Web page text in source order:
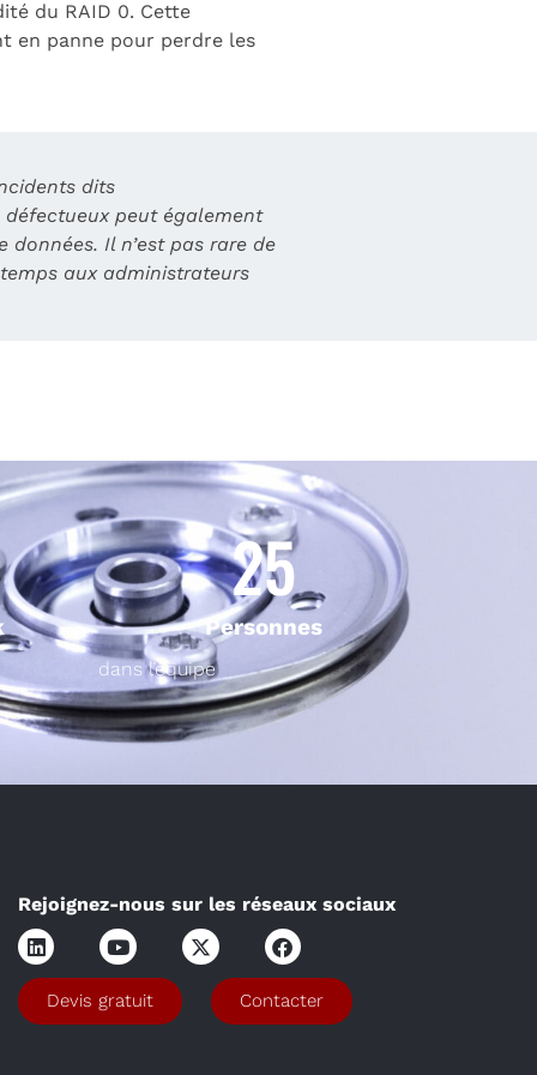
du RAID 0. Cette
en panne pour perdre les
dits
peut également
Il n’est pas rare de
aux administrateurs
Personnes
25
dans l’équipe
Rejoignez-nous sur les réseaux sociaux
Devis gratuit Contacter